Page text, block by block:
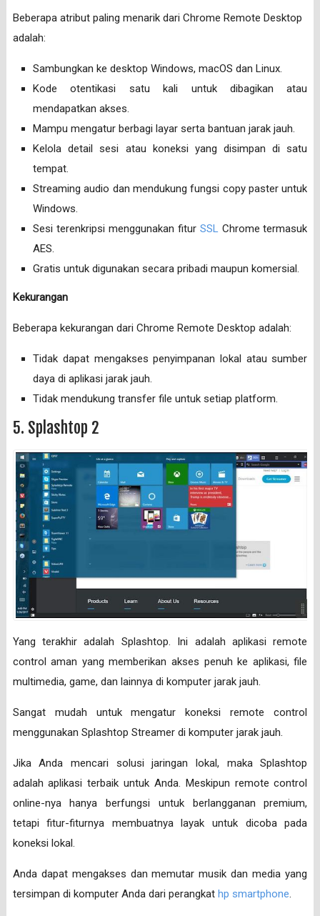
Beberapa atribut paling menarik dari Chrome Remote Desktop
adalah:
Sambungkan ke desktop Windows, macOS dan Linux.
Kode otentikasi satu kali untuk dibagikan atau
mendapatkan akses.
Mampu mengatur berbagi layar serta bantuan jarak jauh.
Kelola detail sesi atau koneksi yang disimpan di satu
tempat.
Streaming audio dan mendukung fungsi copy paster untuk
Windows.
Sesi terenkripsi menggunakan fitur SSLChrome termasuk
AES.
Gratis untuk digunakan secara pribadi maupun komersial.
Kekurangan
Beberapa kekurangan dari Chrome Remote Desktop adalah:
Tidak dapat mengakses penyimpanan lokal atau sumber
daya di aplikasi jarak jauh.
Tidak mendukung transfer file untuk setiap platform.
5. Splashtop 2
Yang terakhir adalah Splashtop. Ini adalah aplikasi remote
control aman yang memberikan akses penuh ke aplikasi, file
multimedia, game, dan lainnya di komputer jarak jauh.
Sangat mudah untuk mengatur koneksi remote control
menggunakan Splashtop Streamer di komputer jarak jauh.
Jika Anda mencari solusi jaringan lokal, maka Splashtop
adalah aplikasi terbaik untuk Anda. Meskipun remote control
online-nya hanya berfungsi untuk berlangganan premium,
tetapi fitur-fiturnya membuatnya layak untuk dicoba pada
koneksi lokal.
Anda dapat mengakses dan memutar musik dan media yang
tersimpan di komputer Anda dari perangkat hp smartphone.